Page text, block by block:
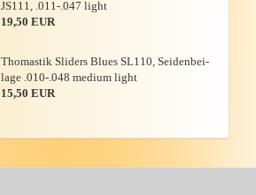
JS111, .011-.047 light
19,50 EUR
Tho­mas­tik Sli­ders Blues SL110, Sei­den­bei­
la­ge .010-.048 me­di­um light
15,50 EUR